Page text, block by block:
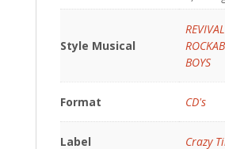
Style Musical
BOYS
Format CD's
Label Crazy